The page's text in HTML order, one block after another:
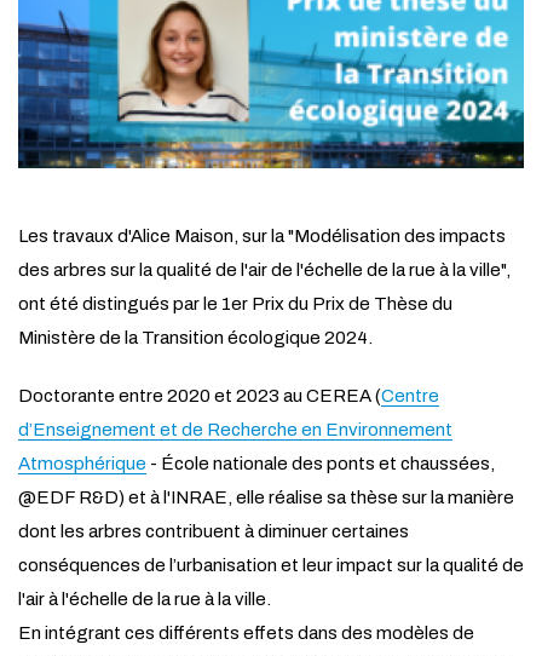
Les travaux d'Alice Maison, sur la "Modélisation des impacts
des arbres sur la qualité de l'air de l'échelle de la rue à la ville",
ont été distingués par le 1er Prix du Prix de Thèse du
Ministère de la Transition écologique 2024.
Doctorante entre 2020 et 2023 au CEREA (Centre
d’Enseignement et de Recherche en Environnement
Atmosphérique - École nationale des ponts et chaussées,
@EDF R&D) et à l'INRAE, elle réalise sa thèse sur la manière
dont les arbres contribuent à diminuer certaines
conséquences de l’urbanisation et leur impact sur la qualité de
l'air à l'échelle de la rue à la ville.
En intégrant ces différents effets dans des modèles de